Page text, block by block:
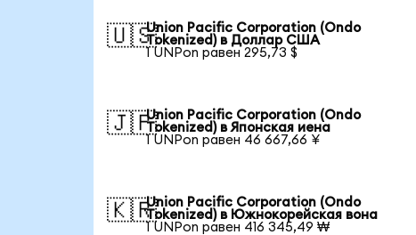
🇺🇸Union Pacific Corporation (Ondo
Tokenized) в Доллар США
1 UNPon равен 295,73 $
🇯🇵Union Pacific Corporation (Ondo
Tokenized) в Японская иена
1 UNPon равен 46 667,66 ¥
🇰🇷Union Pacific Corporation (Ondo
Tokenized) в Южнокорейская вона
1 UNPon равен 416 345,49 ₩